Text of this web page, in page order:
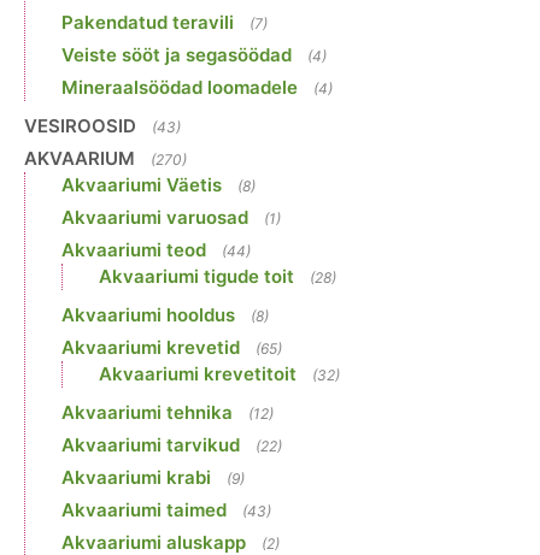
Pakendatud teravili (7)
Veiste sööt ja segasöödad (4)
Mineraalsöödad loomadele (4)
VESIROOSID (43)
AKVAARIUM (270)
Akvaariumi Väetis (8)
Akvaariumi varuosad (1)
Akvaariumi teod (44)
Akvaariumi tigude toit (28)
Akvaariumi hooldus (8)
Akvaariumi krevetid (65)
Akvaariumi krevetitoit (32)
Akvaariumi tehnika (12)
Akvaariumi tarvikud (22)
Akvaariumi krabi (9)
Akvaariumi taimed (43)
Akvaariumi aluskapp (2)